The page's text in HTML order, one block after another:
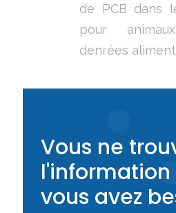
de PCB dans
pour
denrées
Vous ne
vous avez